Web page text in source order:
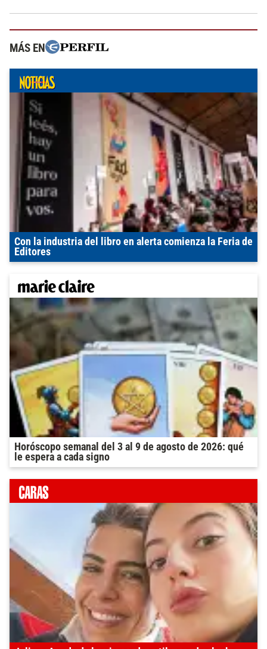
MÁS EN
Con la industria del libro en alerta comienza la Feria de
Editores
Horóscopo semanal del 3 al 9 de agosto de 2026: qué
le espera a cada signo